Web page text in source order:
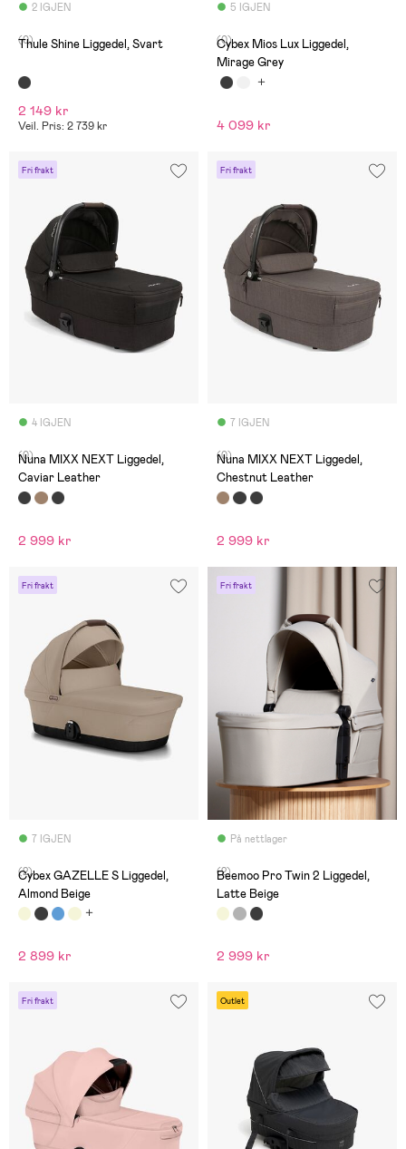
2 IGJEN
(0)
Thule Shine Liggedel, Svart
2 149 kr
Veil. Pris: 2 739 kr
5 IGJEN
(0)
Cybex Mios Lux Liggedel,
Mirage Grey
4 099 kr
Fri frakt
4 IGJEN
(0)
Nuna MIXX NEXT Liggedel,
Caviar Leather
2 999 kr
Fri frakt
7 IGJEN
(0)
Nuna MIXX NEXT Liggedel,
Chestnut Leather
2 999 kr
Fri frakt
7 IGJEN
(2)
Cybex GAZELLE S Liggedel,
Almond Beige
2 899 kr
Fri frakt
På nettlager
(2)
Beemoo Pro Twin 2 Liggedel,
Latte Beige
2 999 kr
Fri frakt Outlet